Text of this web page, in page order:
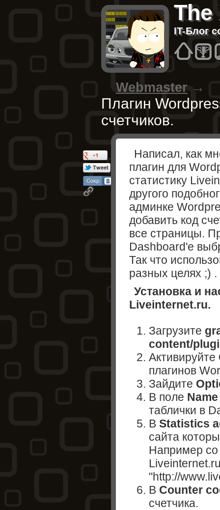
The
IT-Блог
Webmaster →
Плагин
счетчиков.
Написал, как
плагин для
статистику
другого
админке
добавить код
все страницы.
Dashboard'е
Так что
разных целях ;) .
Установка и
Liveinternet.ru.
Загрузите
content/
Активируйте
плагинов
Зайдите
В поле Name
таблички в
В Statistics
сайта
Например cо
"http://
В Counter
счетчика.